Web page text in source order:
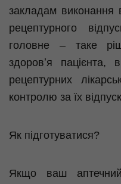
закладам виконання
рецептурного
головне – таке
здоровʼя пацієнта,
рецептурних
контролю за їх
Як підготуватися?
Якщо ваш